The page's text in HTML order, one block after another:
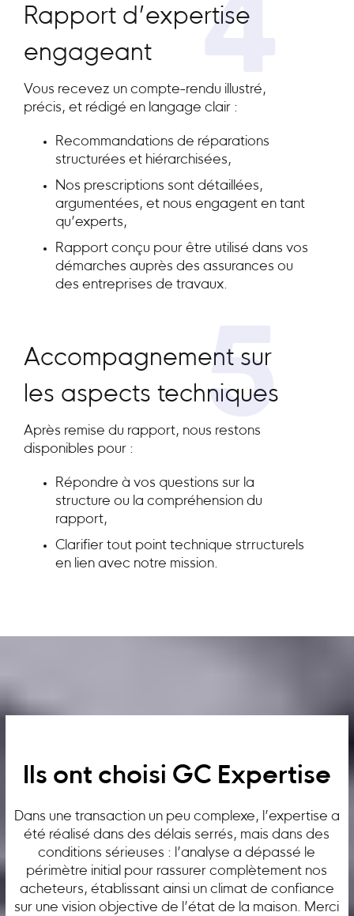
4
Rapport d’expertise
engageant
Vous recevez un compte-rendu illustré,
précis, et rédigé en langage clair :
Recommandations de réparations
structurées et hiérarchisées,
Nos prescriptions sont détaillées,
argumentées, et nous engagent en tant
qu’experts,
Rapport conçu pour être utilisé dans vos
démarches auprès des assurances ou
des entreprises de travaux.
5
Accompagnement sur
les aspects techniques
Après remise du rapport, nous restons
disponibles pour :
Répondre à vos questions sur la
structure ou la compréhension du
rapport,
Clarifier tout point technique strructurels
en lien avec notre mission.
Ils ont choisi GC Expertise
Dans une transaction un peu complexe, l’expertise a
été réalisé dans des délais serrés, mais dans des
conditions sérieuses : l’analyse a dépassé le
périmètre initial pour rassurer complètement nos
acheteurs, établissant ainsi un climat de confiance
sur une vision objective de l’état de la maison. Merci